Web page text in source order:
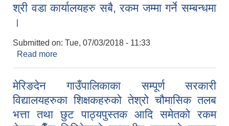
श्री वडा कार्यालयहरु सबै, रकम जम्मा गर्ने सम्बन्धमा
।
Submitted on: Tue, 07/03/2018 - 11:33
Read more
मेरिङदेन गाउँपालिकाका सम्पूर्ण सरकारी
विद्यालयहरुका शिक्षकहरुको तेश्रो चौमासिक तलब
भत्ता तथा छुट पाठ्यपुस्तक आदि समेतको रकम